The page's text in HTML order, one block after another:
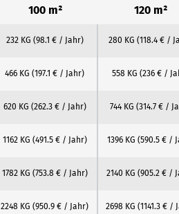
100 m² 120 m²
232 KG (98.1 € / Jahr) 280 KG (118.4 € /
466 KG (197.1 € / Jahr) 558 KG (236 € /
620 KG (262.3 € / Jahr) 744 KG (314.7 € /
1162 KG (491.5 € / Jahr) 1396 KG (590.5 € /
1782 KG (753.8 € / Jahr) 2140 KG (905.2 € /
2248 KG (950.9 € / Jahr) 2698 KG (1141.3 € /